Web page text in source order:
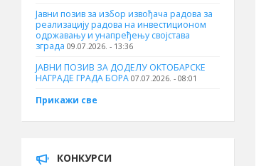
Јавни позив за избор извођача радова за
реализацију радова на инвестиционом
одржавању и унапређењу својстава
зграда 09.07.2026. - 13:36
ЈАВНИ ПОЗИВ ЗА ДОДЕЛУ ОКТOБАРСКЕ
НАГРАДЕ ГРАДА БОРА 07.07.2026. - 08:01
Прикажи све
КОНКУРСИ